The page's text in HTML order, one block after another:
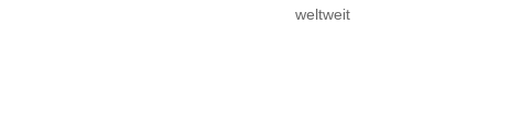
weltweit